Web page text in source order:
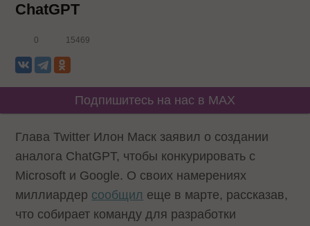
ChatGPT
0 15469
Подпишитесь на нас в MAX
Глава Twitter Илон Маск заявил о создании
аналога ChatGPT, чтобы конкурировать с
Microsoft и Google. О своих намерениях
миллиардер сообщил еще в марте, рассказав,
что собирает команду для разработки